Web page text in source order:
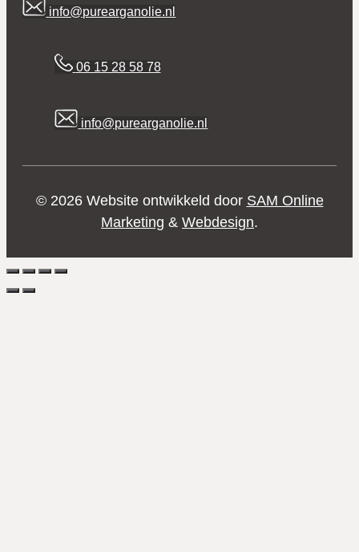
info@purearganolie.nl
06 15 28 58 78
info@purearganolie.nl
© 2026 Website ontwikkeld door SAM Online
Marketing & Webdesign.